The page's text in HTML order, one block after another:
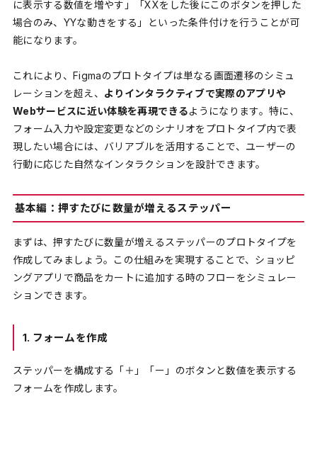
に表示する数値を増やす」「XXをした後にこのボタンを押した
場合のみ、YYな動きをする」といった条件付けを行うことが可
能になります。
これにより、Figmaのプロトタイプは単なる画面遷移のシミュ
レーションを超え、 よりインタラクティブで実際のアプリや
Webサービスに近い体験を再現できるようになります。特に、
フォーム入力や設定変更などのシナリオをプロトタイプ内で表
現したい場合には、バリアブルを活用することで、ユーザーの
行動に応じた自然なインタラクションを設計できます。
基本編：押すたびに数量が増えるステッパー
まずは、押すたびに数量が増えるステッパーのプロトタイプを
作成してみましょう。この仕組みを実現することで、ショッピ
ングアプリで商品をカートに追加する時のフローをシミュレー
ションできます。
1. フォームを作成
ステッパーを構成する「＋」「ー」のボタンと数値を表示する
フォームを作成します。